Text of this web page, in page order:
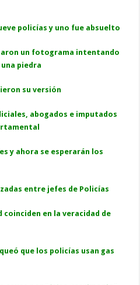
policías y uno fue absuelto
un fotograma intentando
piedra
su versión
abogados e imputados
y ahora se esperarán los
entre jefes de Policías
en la veracidad de
que los policías usan gas